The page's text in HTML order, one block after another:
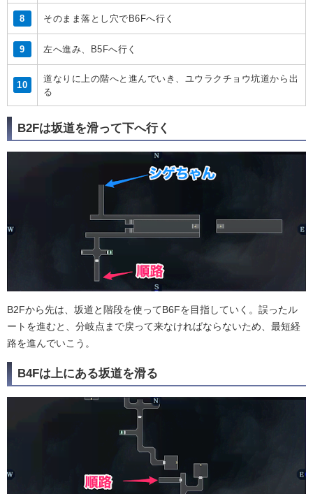
8 そのまま落とし穴でB6Fへ行く
9 左へ進み、B5Fへ行く
10
道なりに上の階へと進んでいき、ユウラクチョウ坑道から出
る
B2Fは坂道を滑って下へ行く
B2Fから先は、坂道と階段を使ってB6Fを目指していく。誤ったル
ートを進むと、分岐点まで戻って来なければならないため、最短経
路を進んでいこう。
B4Fは上にある坂道を滑る